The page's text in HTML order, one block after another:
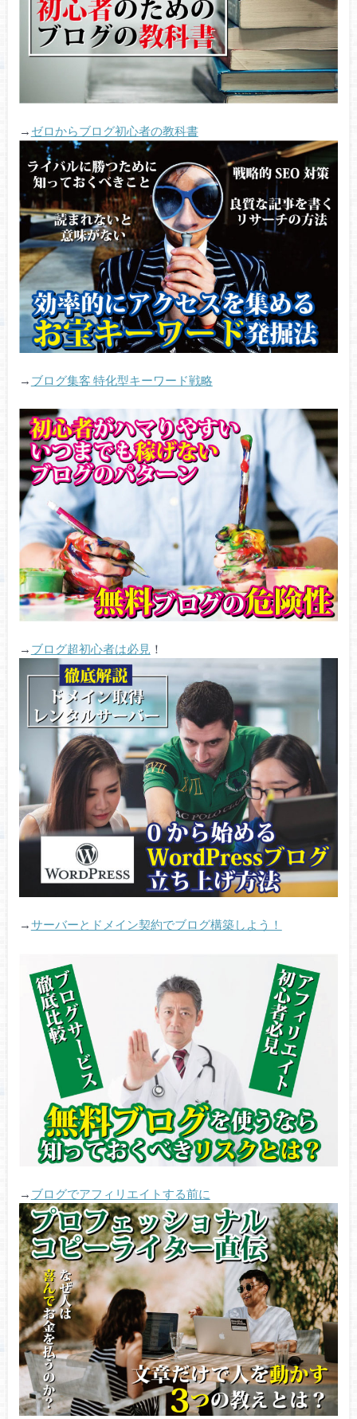
→ ゼロからブログ初心者の教科書
→ ブログ集客 特化型キーワード戦略
→ ブログ超初心者は必見 ！
→サーバーとドメイン契約でブログ構築しよう！
→ ブログでアフィリエイトする前に